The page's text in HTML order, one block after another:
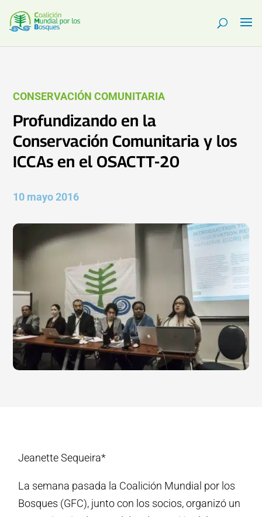
CONSERVACIÓN COMUNITARIA
Profundizando en la
Conservación Comunitaria y los
ICCAs en el OSACTT-20
10 mayo 2016
Jeanette Sequeira*
La semana pasada la Coalición Mundial por los
Bosques (GFC), junto con los socios, organizó un